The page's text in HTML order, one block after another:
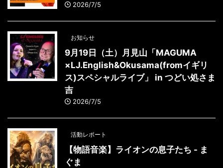
2026/7/5
お知らせ
9月19日（土）月見山「MAGUMA
×LJ.English&Okusama(fromイギリ
ス)スペシャルライブ」 in つどい処さま
吉
2026/7/5
活動レポート
【物語音楽】ライオンの息子たち - ま
ぐま